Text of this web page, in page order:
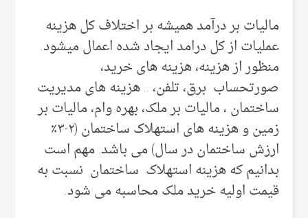
مالیات بر درآمد همیشه بر اختلاف کل هزینه
عملیات از کل درامد ایجاد شده اعمال میشود.
منظور از هزینه، هزینه های خرید،
صورتحساب برق، تلفن، .. هزینه های مدیریت
ساختمان ، مالیات بر ملک، بهره وام، مالیات بر
زمین و هزینه های استهلاک ساختمان (۲-۳٪
ارزش ساختمان در سال) می باشد. مهم است
بدانیم که هزینه استهلاک ساختمان نسبت به
قیمت اولیه خرید ملک محاسبه می شود.